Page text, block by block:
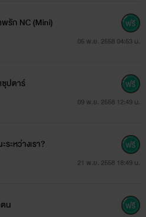
ะไรเกี่ยวข้องกับเรื่องนั้นเลย และ
รัก NC (Mini)
05 พ.ย. 2558 04:53 น.
ซุปตาร์
09 พ.ย. 2558 12:49 น.
ะหว่างเรา?
21 พ.ย. 2558 18:49 น.
น